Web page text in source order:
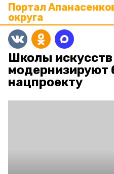
Портал
округа
Школы
модернизируют
нацпроекту